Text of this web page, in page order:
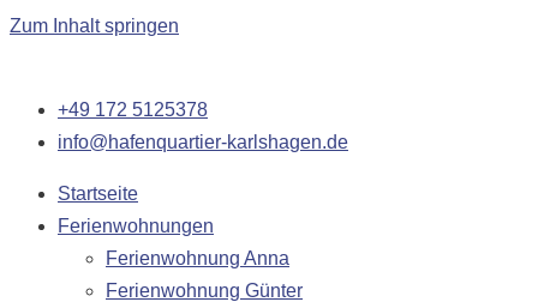
Zum Inhalt springen
+49 172 5125378
info@hafenquartier-karlshagen.de
Startseite
Ferienwohnungen
Ferienwohnung Anna
Ferienwohnung Günter